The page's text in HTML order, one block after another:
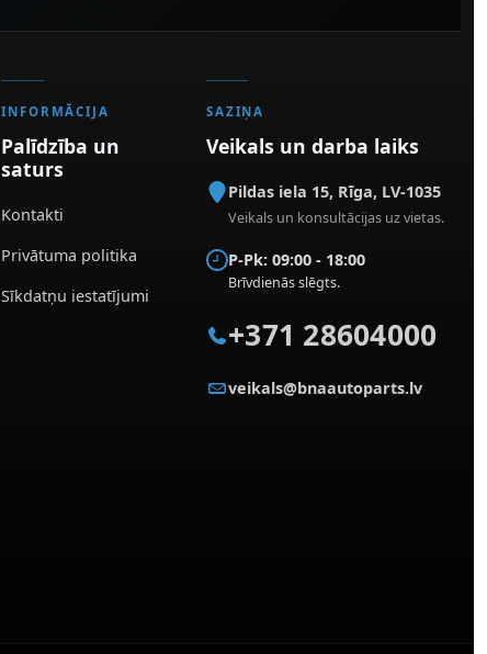
INFORMĀCIJA
Palīdzība un
saturs
Kontakti
Privātuma politika
Sīkdatņu iestatījumi
SAZIŅA
Veikals un darba laiks
Pildas iela 15, Rīga, LV-1035
Veikals un konsultācijas uz vietas.
P-Pk: 09:00 - 18:00
Brīvdienās slēgts.
+371 28604000
veikals@bnaautoparts.lv